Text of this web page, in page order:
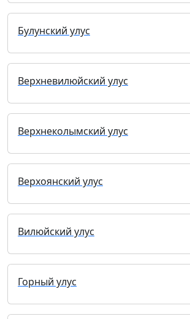
Булунский улус
Верхневилюйский улус
Верхнеколымский улус
Верхоянский улус
Вилюйский улус
Горный улус